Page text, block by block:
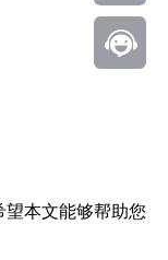
本文能够帮助您